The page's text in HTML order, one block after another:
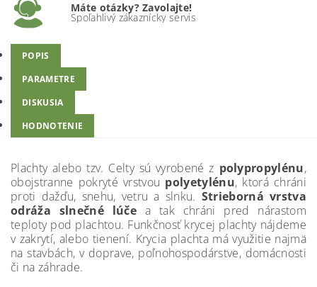
Máte otázky? Zavolajte!
Spoľahlivý zákaznícky servis
POPIS
PARAMETRE
DISKUSIA
HODNOTENIE
Plachty alebo tzv. Celty sú vyrobené z polypropylénu,
obojstranne pokryté vrstvou polyetylénu, ktorá chráni
proti dažďu, snehu, vetru a slnku. Strieborná vrstva
odráža slnečné lúče a tak chráni pred nárastom
teploty pod plachtou. Funkčnosť krycej plachty nájdeme
v zakrytí, alebo tienení. Krycia plachta má využitie najmä
na stavbách, v doprave, poľnohospodárstve, domácnosti
či na záhrade.